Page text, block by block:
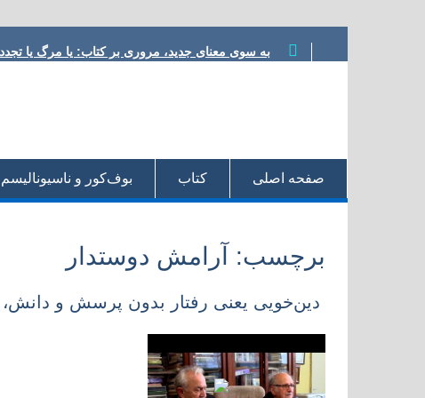
به سوی معنای جدید، مروری بر کتاب:‌ یا مرگ یا
صفحه اصلی‌ کتاب بو‌ف‌کور و ناسیونالیسم
برچسب: آرامش دوستدار
دین‌خویی یعنی رفتار بدون پرسش و دانش،